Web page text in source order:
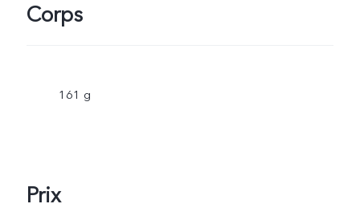
Corps
161 g
Prix